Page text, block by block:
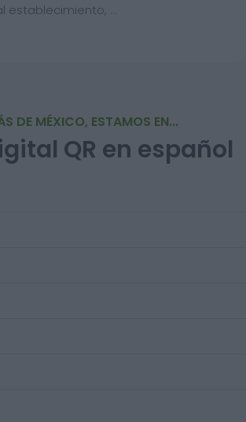
establecimiento, …
DE MÉXICO, ESTAMOS EN...
QR en español